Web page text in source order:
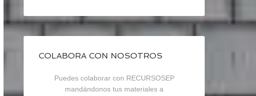
COLABORA CON NOSOTROS
Puedes colaborar con RECURSOSEP
mandándonos tus materiales a